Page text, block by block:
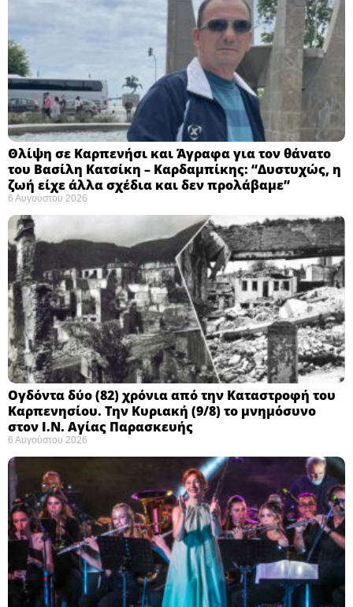
Θλίψη σε Καρπενήσι και Άγραφα για τον θάνατο
του Βασίλη Κατσίκη – Καρδαμπίκης: “Δυστυχώς, η
ζωή είχε άλλα σχέδια και δεν προλάβαμε”
6 Αυγούστου 2026
Ογδόντα δύο (82) χρόνια από την Καταστροφή του
Καρπενησίου. Την Κυριακή (9/8) το μνημόσυνο
στον Ι.Ν. Αγίας Παρασκευής
6 Αυγούστου 2026